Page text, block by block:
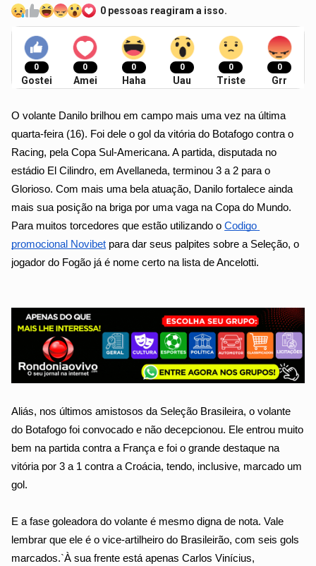
0 pessoas reagiram a isso.
0
Gostei
0
Amei
0
Haha
0
Uau
0
Triste
0
Grr
O volante Danilo brilhou em campo mais uma vez na última
quarta-feira (16). Foi dele o gol da vitória do Botafogo contra o
Racing, pela Copa Sul-Americana. A partida, disputada no
estádio El Cilindro, em Avellaneda, terminou 3 a 2 para o
Glorioso. Com mais uma bela atuação, Danilo fortalece ainda
mais sua posição na briga por uma vaga na Copa do Mundo.
Para muitos torcedores que estão utilizando o Codigo
promocional Novibet para dar seus palpites sobre a Seleção, o
jogador do Fogão já é nome certo na lista de Ancelotti.
Aliás, nos últimos amistosos da Seleção Brasileira, o volante
do Botafogo foi convocado e não decepcionou. Ele entrou muito
bem na partida contra a França e foi o grande destaque na
vitória por 3 a 1 contra a Croácia, tendo, inclusive, marcado um
gol.
E a fase goleadora do volante é mesmo digna de nota. Vale
lembrar que ele é o vice-artilheiro do Brasileirão, com seis gols
marcados.`À sua frente está apenas Carlos Vinícius,